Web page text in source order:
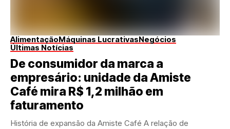
AlimentaçãoMáquinas LucrativasNegócios
Últimas Notícias
De consumidor da marca a
empresário: unidade da Amiste
Café mira R$ 1,2 milhão em
faturamento
História de expansão da Amiste Café A relação de